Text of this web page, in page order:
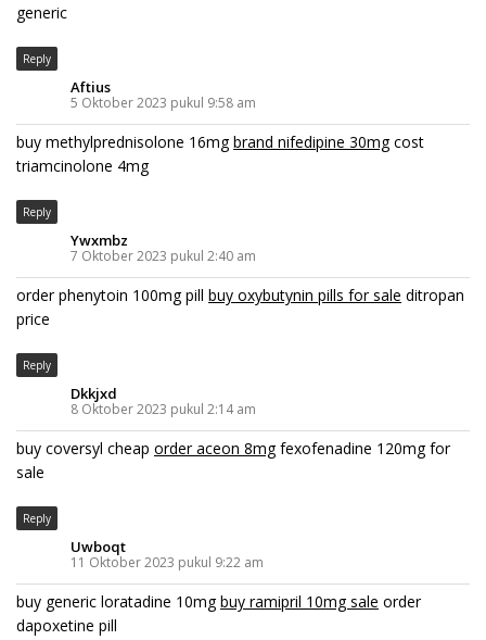
generic
Reply
Aftius
5 Oktober 2023 pukul 9:58 am
buy methylprednisolone 16mgbrand nifedipine 30mgcost
triamcinolone 4mg
Reply
Ywxmbz
7 Oktober 2023 pukul 2:40 am
order phenytoin 100mg pill buy oxybutynin pills for sale ditropan
price
Reply
Dkkjxd
8 Oktober 2023 pukul 2:14 am
buy coversyl cheap order aceon 8mgfexofenadine 120mg for
sale
Reply
Uwboqt
11 Oktober 2023 pukul 9:22 am
buy generic loratadine 10mgbuy ramipril 10mg sale order
dapoxetine pill